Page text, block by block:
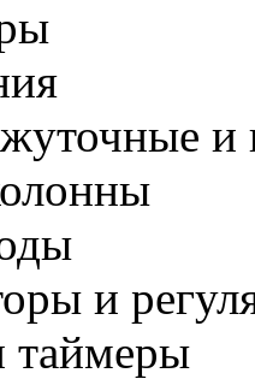
и
и
таймеры